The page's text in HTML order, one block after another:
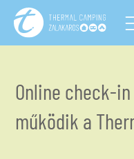
Online check-
működik a